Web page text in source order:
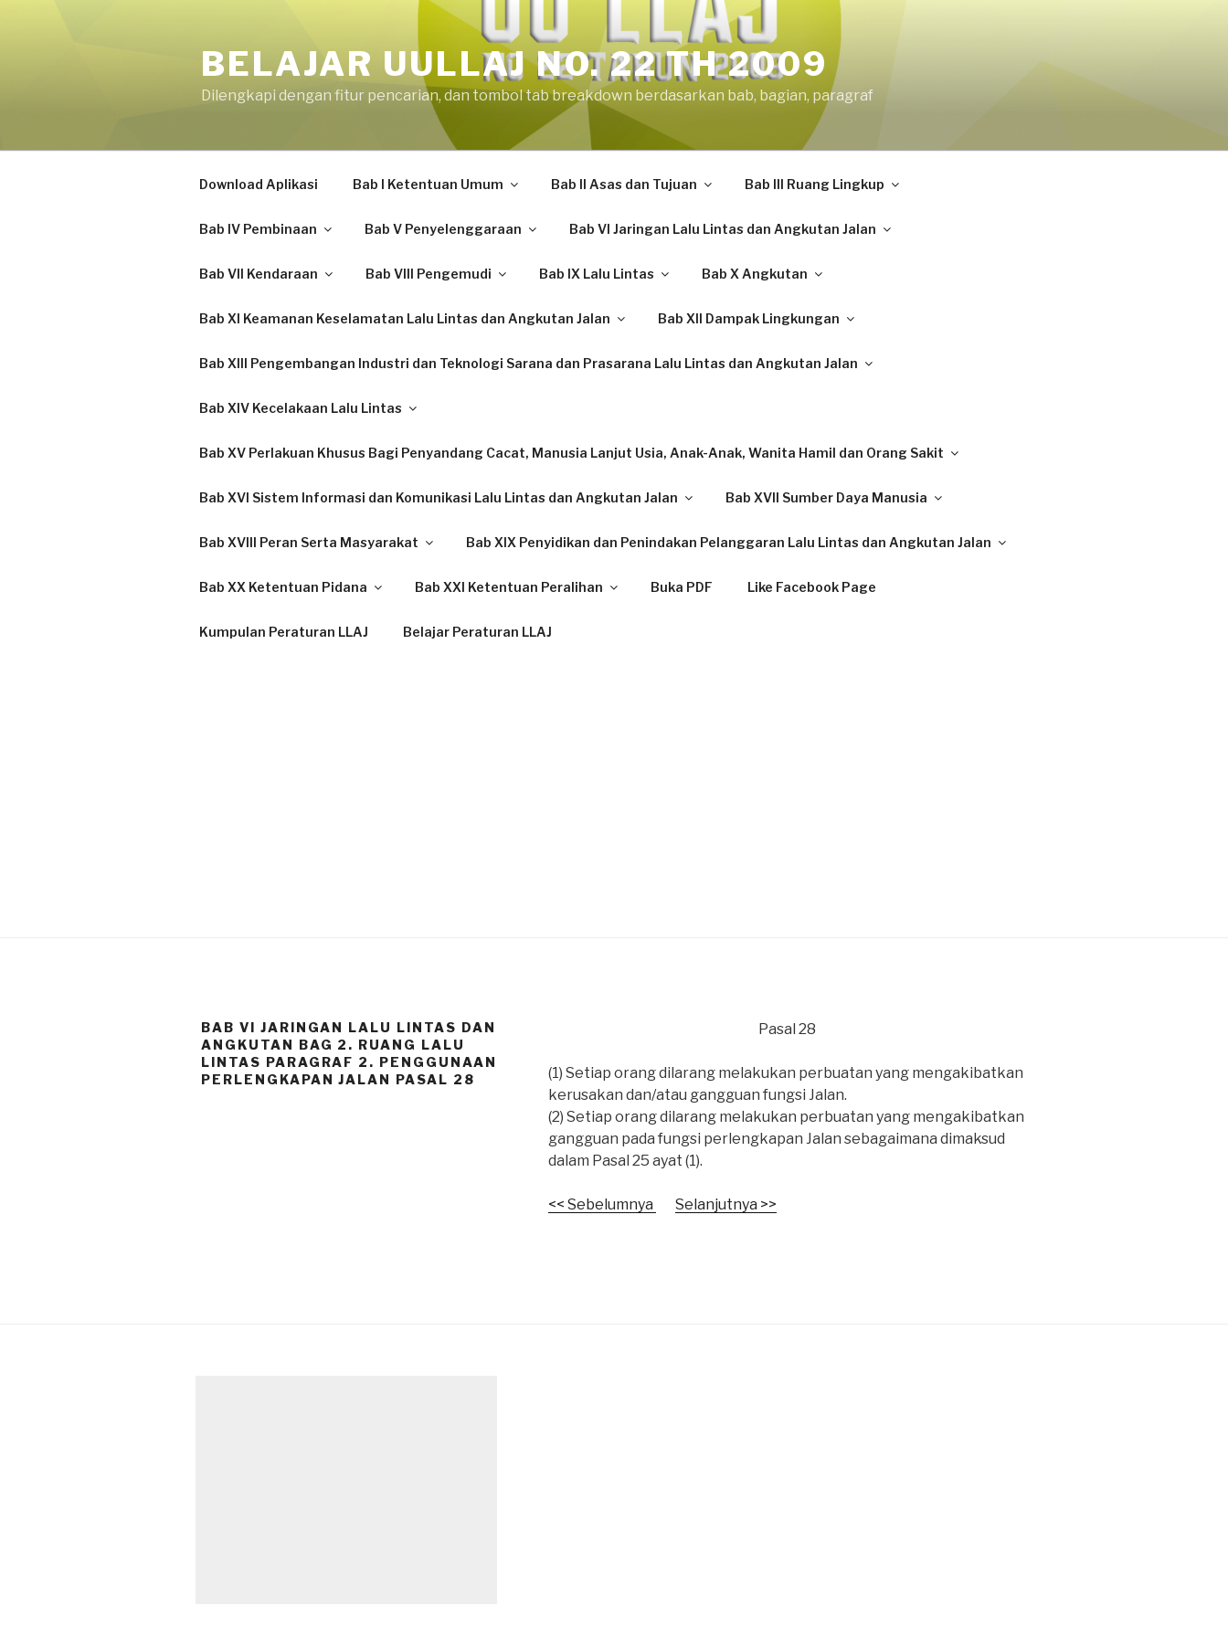
BELAJAR UULLAJ NO. 22 TH 2009
Dilengkapi dengan fitur pencarian, dan tombol tab breakdown berdasarkan bab, bagian, paragraf
Download Aplikasi Bab I Ketentuan Umum Bab II Asas dan Tujuan Bab III Ruang Lingkup
Bab IV Pembinaan Bab V Penyelenggaraan Bab VI Jaringan Lalu Lintas dan Angkutan Jalan
Bab VII Kendaraan Bab VIII Pengemudi Bab IX Lalu Lintas Bab X Angkutan
Bab XI Keamanan Keselamatan Lalu Lintas dan Angkutan Jalan Bab XII Dampak Lingkungan
Bab XIII Pengembangan Industri dan Teknologi Sarana dan Prasarana Lalu Lintas dan Angkutan Jalan
Bab XIV Kecelakaan Lalu Lintas
Bab XV Perlakuan Khusus Bagi Penyandang Cacat, Manusia Lanjut Usia, Anak-Anak, Wanita Hamil dan Orang Sakit
Bab XVI Sistem Informasi dan Komunikasi Lalu Lintas dan Angkutan Jalan Bab XVII Sumber Daya Manusia
Bab XVIII Peran Serta Masyarakat Bab XIX Penyidikan dan Penindakan Pelanggaran Lalu Lintas dan Angkutan Jalan
Bab XX Ketentuan Pidana Bab XXI Ketentuan Peralihan Buka PDF Like Facebook Page
Kumpulan Peraturan LLAJ Belajar Peraturan LLAJ
BAB VI JARINGAN LALU LINTAS DAN
ANGKUTAN BAG 2. RUANG LALU
LINTAS PARAGRAF 2. PENGGUNAAN
PERLENGKAPAN JALAN PASAL 28
Pasal 28
(1) Setiap orang dilarang melakukan perbuatan yang mengakibatkan
kerusakan dan/atau gangguan fungsi Jalan.
(2) Setiap orang dilarang melakukan perbuatan yang mengakibatkan
gangguan pada fungsi perlengkapan Jalan sebagaimana dimaksud
dalam Pasal 25 ayat (1).
<< Sebelumnya Selanjutnya >>